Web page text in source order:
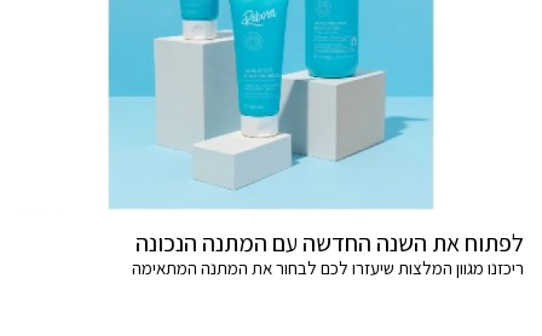
לפתוח את השנה החדשה עם המתנה הנכונה
ריכזנו מגוון המלצות שיעזרו לכם לבחור את המתנה המתאימה